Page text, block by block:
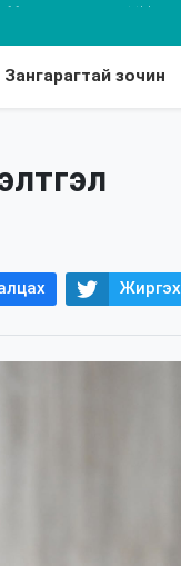
Зангарагтай зочин
Жиргэх